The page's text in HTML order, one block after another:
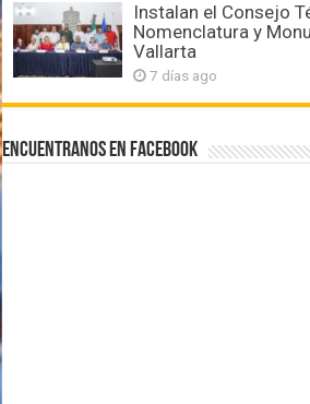
Instalan el Consejo
Nomenclatura y
Vallarta
7 días ago
Encuentranos en Facebook